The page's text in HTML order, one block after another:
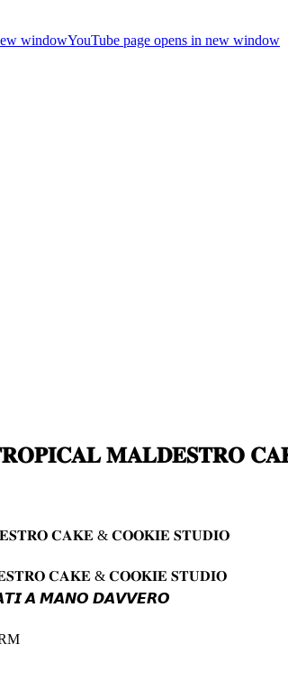
windowYouTube page opens in new window
𝐌𝐀𝐋𝐃𝐄𝐒𝐓𝐑𝐎
𝐂𝐀𝐊𝐄 & 𝐂𝐎𝐎𝐊𝐈𝐄 𝐒𝐓𝐔𝐃𝐈𝐎
𝐂𝐀𝐊𝐄 & 𝐂𝐎𝐎𝐊𝐈𝐄 𝐒𝐓𝐔𝐃𝐈𝐎
𝘼 𝙈𝘼𝙉𝙊 𝘿𝘼𝙑𝙑𝙀𝙍𝙊